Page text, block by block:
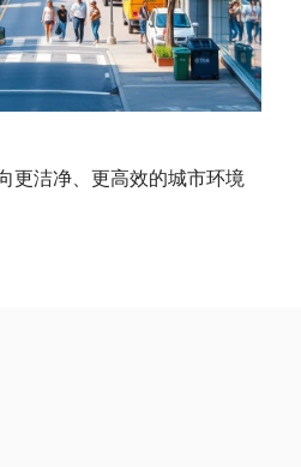
更洁净、更高效的城市环境